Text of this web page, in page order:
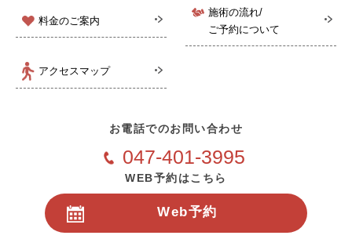
料金のご案内
施術の流れ/
ご予約について
アクセスマップ
お電話でのお問い合わせ
047-401-3995
WEB予約はこちら
Web予約